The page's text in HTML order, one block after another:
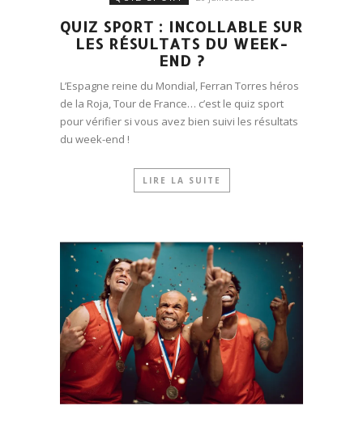
QUIZ SPORT : INCOLLABLE SUR
LES RÉSULTATS DU WEEK-
END ?
L’Espagne reine du Mondial, Ferran Torres héros
de la Roja, Tour de France… c’est le quiz sport
pour vérifier si vous avez bien suivi les résultats
du week-end !
LIRE LA SUITE